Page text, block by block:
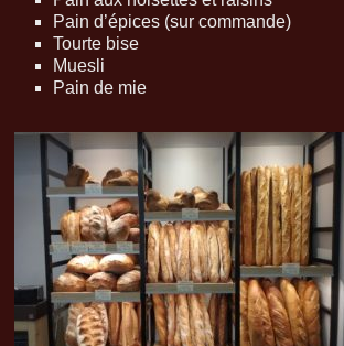
Pain d’épices (sur commande)
Tourte bise
Muesli
Pain de mie